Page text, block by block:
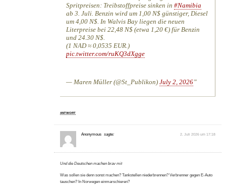
Spritpreisen: Treibstoffpreise sinken in #Namibia
ab 3. Juli. Benzin wird um 1,00 N$ günstiger, Diesel
um 4,00 N$. In Walvis Bay liegen die neuen
Literpreise bei 22,48 N$ (etwa 1,20 €) für Benzin
und 24.30 N$.
(1 NAD ≈ 0,0535 EUR.)
pic.twitter.com/ruKQ3dXgge
— Maren Müller (@St_Publikon) July 2, 2026
ANTWORT
Anonymous sagte: 2. Juli 2026 um 17:18
Und die Deutschen machen brav mit
Was sollen sie denn sonst machen? Tankstellen niederbrennen? Verbrenner gegen E-Auto
tauschen? In Norwegen einmarschieren?